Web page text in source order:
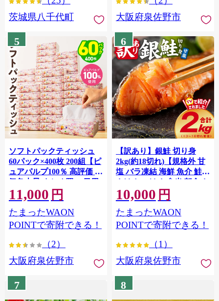
茨城県八千代町
大阪府泉佐野市
5
ソフトパックティッシュ
60パック×400枚 200組【ピ
ュアパルプ100％ 高評価 人
気急上昇 まとめ買い 日用
品 常備品 てぃっしゅ 備蓄
防災 箱なし】 010B1754
11,000 円
たまったWAON
POINTで寄附できる！
（2）
大阪府泉佐野市
6
【訳あり】銀鮭 切り身
2kg(約18切れ)【規格外 甘
塩 バラ凍結 海鮮 魚介 鮭
さけ しゃけ お弁当 朝食 お
かず 簡単調理 家計応援】
G4139
10,000 円
たまったWAON
POINTで寄附できる！
（1）
大阪府泉佐野市
7 8